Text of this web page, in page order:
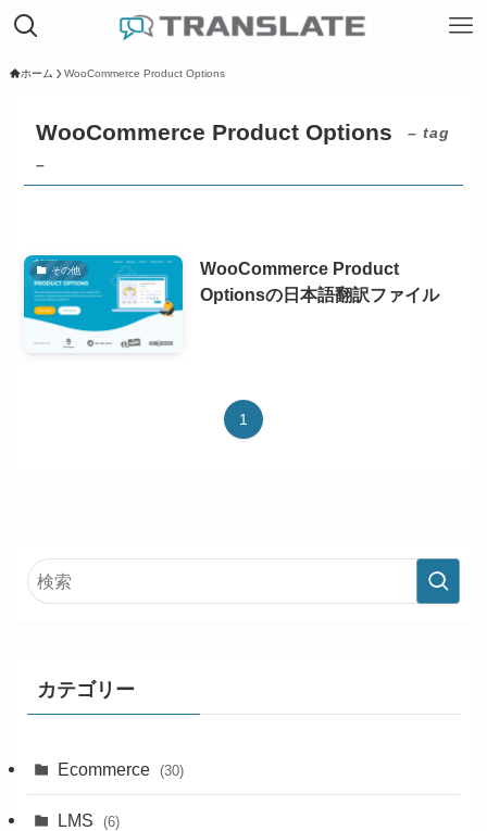
ホーム WooCommerce Product Options
WooCommerce Product Options
– tag
–
その他
WooCommerce Product
Optionsの日本語翻訳ファイル
1
カテゴリー
Ecommerce (30)
LMS (6)